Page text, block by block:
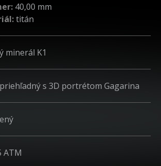
40,00 mm
titán
minerál K1
s 3D portrétom Gagarina
ATM